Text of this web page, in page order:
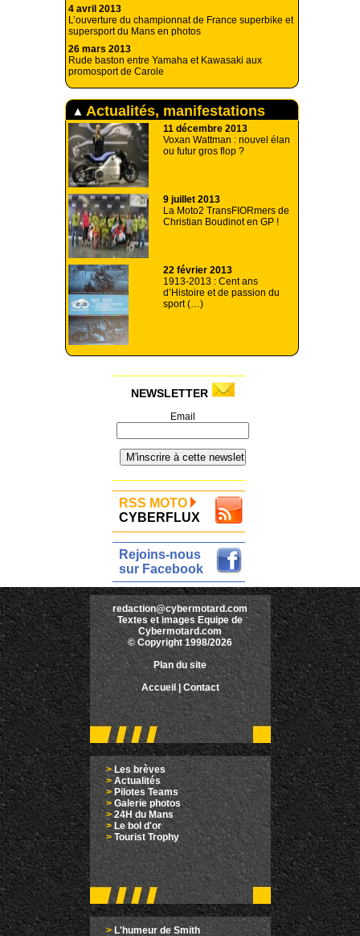
4 avril 2013
L’ouverture du championnat de France superbike et
supersport du Mans en photos
26 mars 2013
Rude baston entre Yamaha et Kawasaki aux
promosport de Carole
Actualités, manifestations
11 décembre 2013
Voxan Wattman : nouvel élan
ou futur gros flop ?
9 juillet 2013
La Moto2 TransFIORmers de
Christian Boudinot en GP !
22 février 2013
1913-2013 : Cent ans
d’Histoire et de passion du
sport (…)
NEWSLETTER
Email
RSS MOTO
CYBERFLUX
Rejoins-nous
sur Facebook
redaction@cybermotard.com
Textes et images Equipe de
Cybermotard.com
© Copyright 1998/2026
Plan du site
Accueil |Contact
>Les brèves
> Actualités
> Pilotes Teams
>Galerie photos
>24H du Mans
>Le bol d'or
> Tourist Trophy
>L'humeur de Smith